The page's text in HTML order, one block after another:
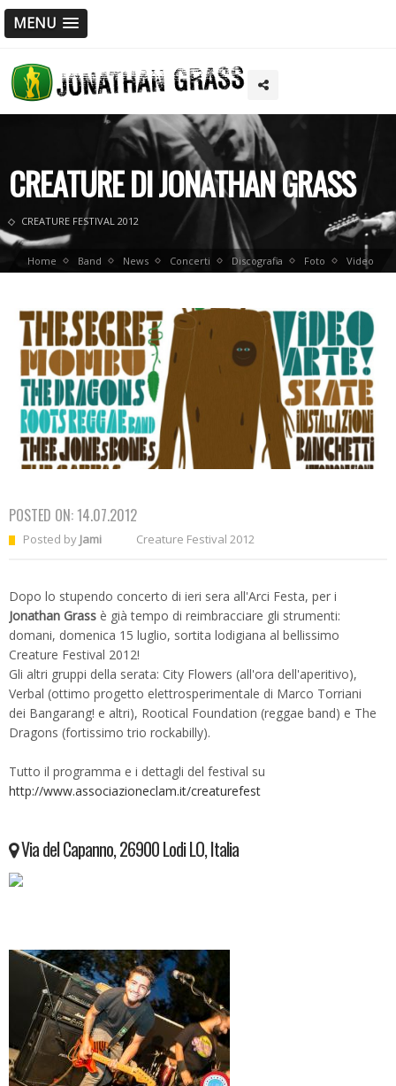
MENU
CREATURE DI JONATHAN GRASS
CREATURE FESTIVAL 2012
Home Band News Concerti Discografia Foto Video
POSTED ON: 14.07.2012
Posted by Jami Creature Festival 2012
Dopo lo stupendo concerto di ieri sera all'Arci Festa, per i
Jonathan Grass è già tempo di reimbracciare gli strumenti:
domani, domenica 15 luglio, sortita lodigiana al bellissimo
Creature Festival 2012!
Gli altri gruppi della serata: City Flowers (all'ora dell'aperitivo),
Verbal (ottimo progetto elettrosperimentale di Marco Torriani
dei Bangarang! e altri), Rootical Foundation (reggae band) e The
Dragons (fortissimo trio rockabilly).
Tutto il programma e i dettagli del festival su
http://www.associazioneclam.it/creaturefest
Via del Capanno, 26900 Lodi LO, Italia